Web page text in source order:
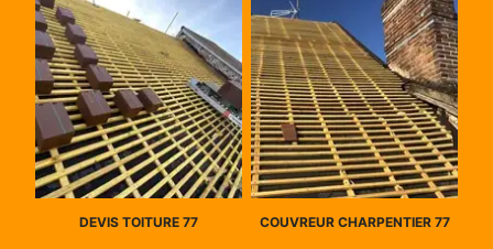
DEVIS TOITURE 77 COUVREUR CHARPENTIER 77